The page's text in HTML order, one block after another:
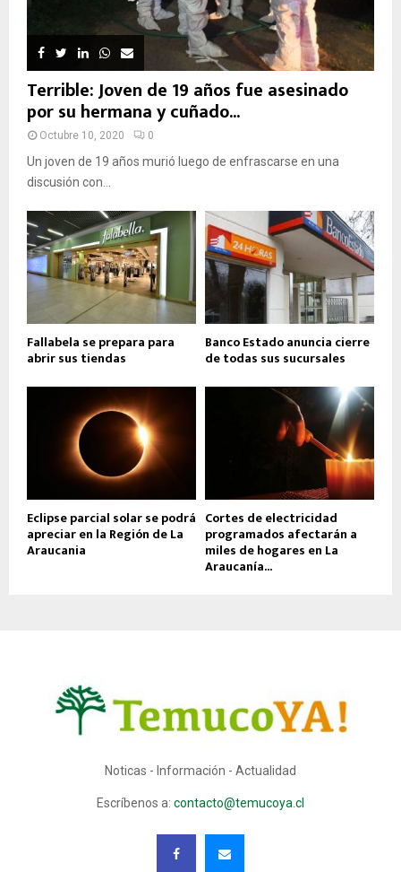
Terrible: Joven de 19 años fue asesinado
por su hermana y cuñado...
Octubre 10, 2020 0
Un joven de 19 años murió luego de enfrascarse en una
discusión con...
Fallabela se prepara para
abrir sus tiendas
Banco Estado anuncia cierre
de todas sus sucursales
Eclipse parcial solar se podrá
apreciar en la Región de La
Araucania
Cortes de electricidad
programados afectarán a
miles de hogares en La
Araucanía...
Noticas - Información - Actualidad
Escríbenos a: contacto@temucoya.cl